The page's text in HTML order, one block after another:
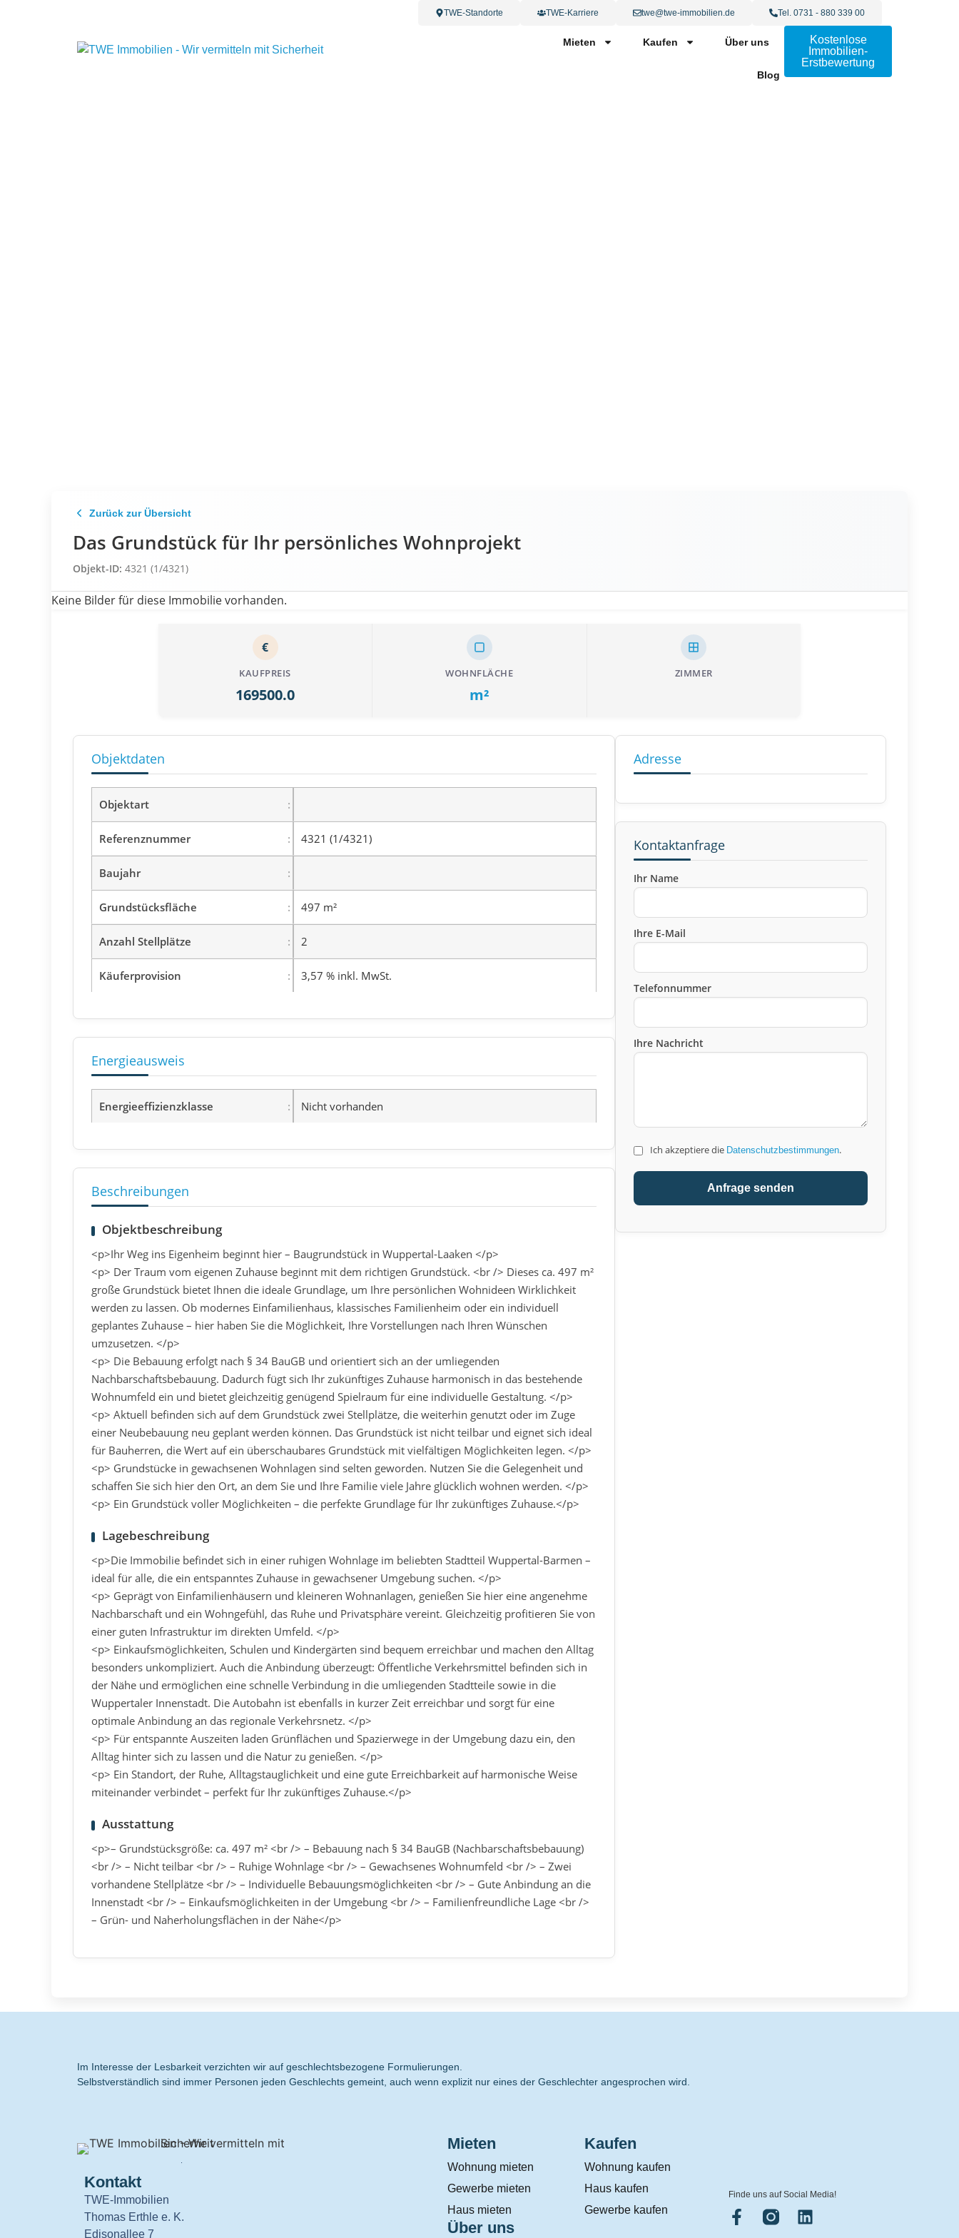
Tel. 0731 - 880 339 00
twe@twe-immobilien.de
TWE-Karriere
TWE-Standorte
Mieten Kaufen Über uns
Blog
Kostenlose
Immobilien-
Erstbewertung
Zurück zur Übersicht
Das Grundstück für Ihr persönliches Wohnprojekt
Objekt-ID: 4321 (1/4321)
Keine Bilder für diese Immobilie vorhanden.
€
KAUFPREIS
169500.0
WOHNFLÄCHE
m²
ZIMMER
Objektdaten
Objektart
Referenznummer 4321 (1/4321)
Baujahr
Grundstücksfläche 497 m²
Anzahl Stellplätze 2
Käuferprovision 3,57 % inkl. MwSt.
Energieausweis
Energieeffizienzklasse Nicht vorhanden
Beschreibungen
Objektbeschreibung
<p>Ihr Weg ins Eigenheim beginnt hier – Baugrundstück in Wuppertal-Laaken </p>
<p> Der Traum vom eigenen Zuhause beginnt mit dem richtigen Grundstück. <br /> Dieses ca. 497 m²
große Grundstück bietet Ihnen die ideale Grundlage, um Ihre persönlichen Wohnideen Wirklichkeit
werden zu lassen. Ob modernes Einfamilienhaus, klassisches Familienheim oder ein individuell
geplantes Zuhause – hier haben Sie die Möglichkeit, Ihre Vorstellungen nach Ihren Wünschen
umzusetzen. </p>
<p> Die Bebauung erfolgt nach § 34 BauGB und orientiert sich an der umliegenden
Nachbarschaftsbebauung. Dadurch fügt sich Ihr zukünftiges Zuhause harmonisch in das bestehende
Wohnumfeld ein und bietet gleichzeitig genügend Spielraum für eine individuelle Gestaltung. </p>
<p> Aktuell befinden sich auf dem Grundstück zwei Stellplätze, die weiterhin genutzt oder im Zuge
einer Neubebauung neu geplant werden können. Das Grundstück ist nicht teilbar und eignet sich ideal
für Bauherren, die Wert auf ein überschaubares Grundstück mit vielfältigen Möglichkeiten legen. </p>
<p> Grundstücke in gewachsenen Wohnlagen sind selten geworden. Nutzen Sie die Gelegenheit und
schaffen Sie sich hier den Ort, an dem Sie und Ihre Familie viele Jahre glücklich wohnen werden. </p>
<p> Ein Grundstück voller Möglichkeiten – die perfekte Grundlage für Ihr zukünftiges Zuhause.</p>
Lagebeschreibung
<p>Die Immobilie befindet sich in einer ruhigen Wohnlage im beliebten Stadtteil Wuppertal-Barmen –
ideal für alle, die ein entspanntes Zuhause in gewachsener Umgebung suchen. </p>
<p> Geprägt von Einfamilienhäusern und kleineren Wohnanlagen, genießen Sie hier eine angenehme
Nachbarschaft und ein Wohngefühl, das Ruhe und Privatsphäre vereint. Gleichzeitig profitieren Sie von
einer guten Infrastruktur im direkten Umfeld. </p>
<p> Einkaufsmöglichkeiten, Schulen und Kindergärten sind bequem erreichbar und machen den Alltag
besonders unkompliziert. Auch die Anbindung überzeugt: Öffentliche Verkehrsmittel befinden sich in
der Nähe und ermöglichen eine schnelle Verbindung in die umliegenden Stadtteile sowie in die
Wuppertaler Innenstadt. Die Autobahn ist ebenfalls in kurzer Zeit erreichbar und sorgt für eine
optimale Anbindung an das regionale Verkehrsnetz. </p>
<p> Für entspannte Auszeiten laden Grünflächen und Spazierwege in der Umgebung dazu ein, den
Alltag hinter sich zu lassen und die Natur zu genießen. </p>
<p> Ein Standort, der Ruhe, Alltagstauglichkeit und eine gute Erreichbarkeit auf harmonische Weise
miteinander verbindet – perfekt für Ihr zukünftiges Zuhause.</p>
Ausstattung
<p>– Grundstücksgröße: ca. 497 m² <br /> – Bebauung nach § 34 BauGB (Nachbarschaftsbebauung)
<br /> – Nicht teilbar <br /> – Ruhige Wohnlage <br /> – Gewachsenes Wohnumfeld <br /> – Zwei
vorhandene Stellplätze <br /> – Individuelle Bebauungsmöglichkeiten <br /> – Gute Anbindung an die
Innenstadt <br /> – Einkaufsmöglichkeiten in der Umgebung <br /> – Familienfreundliche Lage <br />
– Grün- und Naherholungsflächen in der Nähe</p>
Adresse
Kontaktanfrage
Ihr Name
Ihre E-Mail
Telefonnummer
Ihre Nachricht
Ich akzeptiere die Datenschutzbestimmungen.
Anfrage senden
Im Interesse der Lesbarkeit verzichten wir auf geschlechtsbezogene Formulierungen.
Selbstverständlich sind immer Personen jeden Geschlechts gemeint, auch wenn explizit nur eines der Geschlechter angesprochen wird.
Kontakt
TWE-Immobilien
Thomas Erthle e. K.
Edisonallee 7
Mieten
Wohnung mieten
Gewerbe mieten
Haus mieten
Über uns
Kaufen
Wohnung kaufen
Haus kaufen
Gewerbe kaufen
Finde uns auf Social Media!